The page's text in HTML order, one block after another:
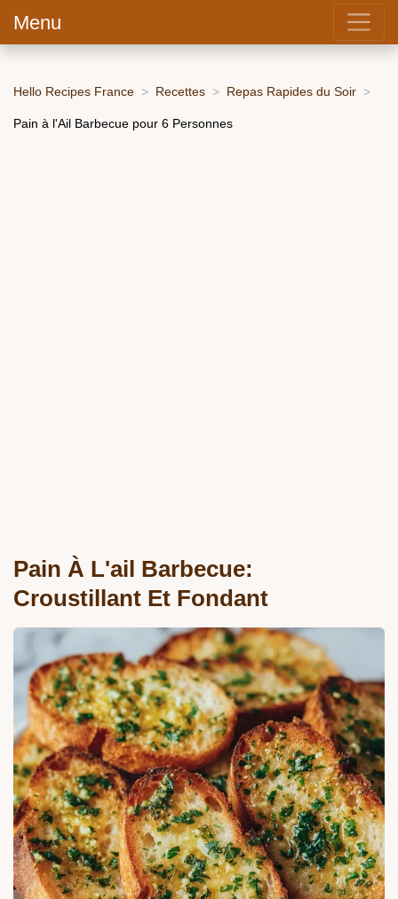
Menu
Hello Recipes France Recettes Repas Rapides du Soir
Pain à l'Ail Barbecue pour 6 Personnes
Pain À L'ail Barbecue:
Croustillant Et Fondant